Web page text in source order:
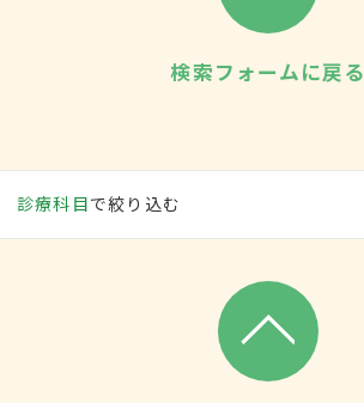
検索フォームに戻る
診療科目で絞り込む